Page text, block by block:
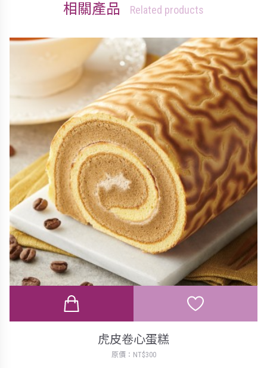
相關產品 Related products
虎皮卷心蛋糕
原價：NT$300